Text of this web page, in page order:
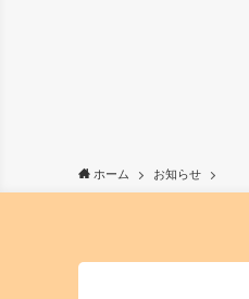
ホーム お知らせ